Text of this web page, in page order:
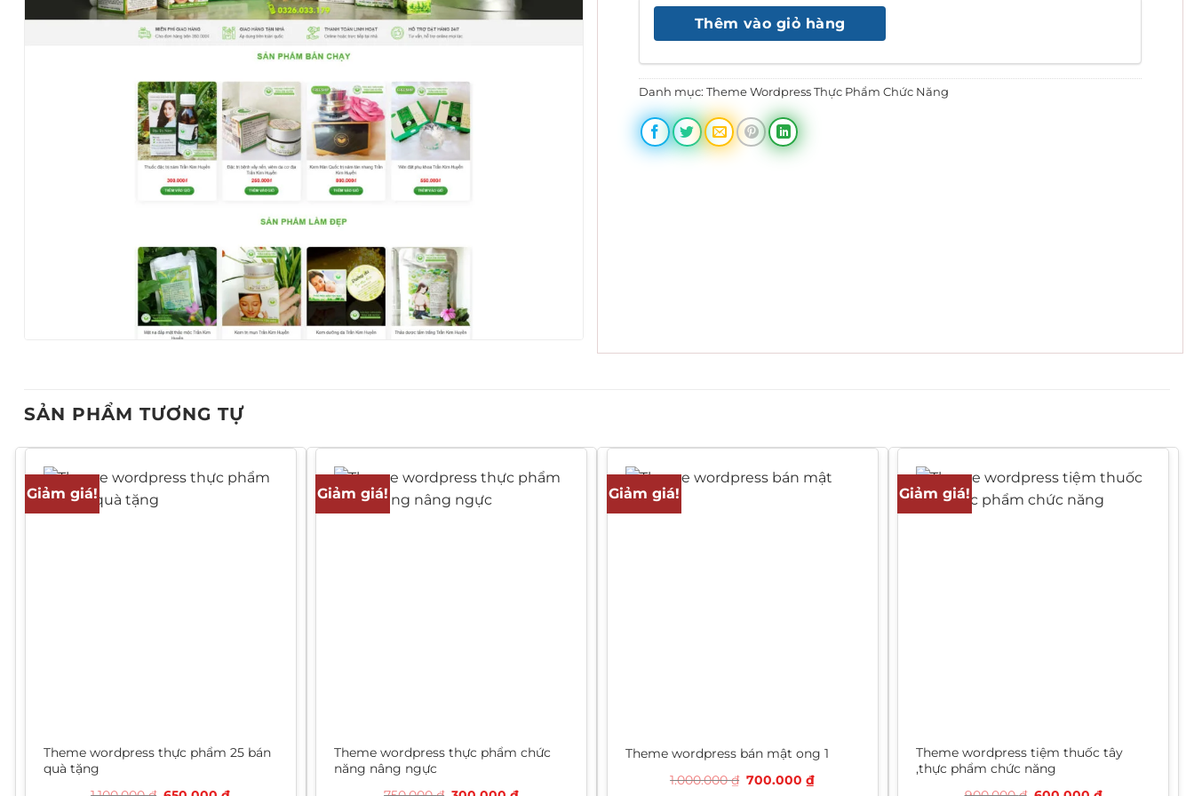
là:
950.000 ₫.
tại
Thêm vào giỏ hàng
Danh mục:Theme Wordpress Thực Phẩm Chức Năng
SẢN PHẨM TƯƠNG TỰ
Giảm giá!
Theme wordpress thực phẩm 25 bán
quà tặng
Giảm giá!
Theme wordpress thực phẩm chức
năng nâng ngực
Giảm giá!
Theme wordpress bán mật ong 1
1.000.000₫ Giá
700.000₫Giá
Giảm giá!
Theme wordpress tiệm thuốc tây
,thực phẩm chức năng